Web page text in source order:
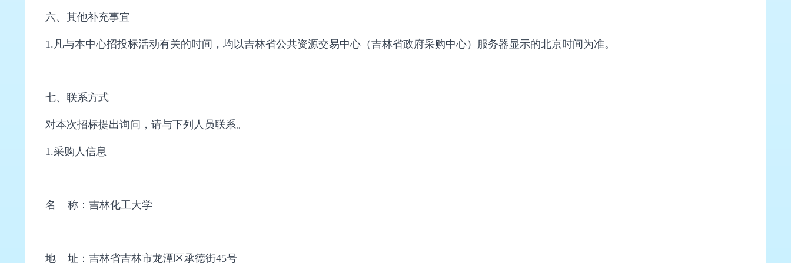
六、其他补充事宜
1.凡与本中心招投标活动有关的时间，均以吉林省公共资源交易中心（吉林省政府采购中心）服务器显示的北京时间为准。
七、联系方式
对本次招标提出询问，请与下列人员联系。
1.采购人信息
名 称：吉林化工大学
地 址：吉林省吉林市龙潭区承德街45号